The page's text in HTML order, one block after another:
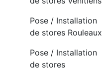
Pose / Installation
de stores Rouleaux
Pose / Installation
de stores